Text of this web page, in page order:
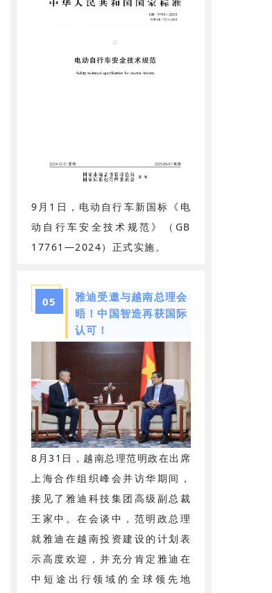
9月1日，电动自行车新国标《电
动自行车安全技术规范》（GB
17761—2024）正式实施。
05
雅迪受邀与越南总理会
晤！中国智造再获国际
认可！
8月31日，越南总理范明政在出席
上海合作组织峰会并访华期间，
接见了雅迪科技集团高级副总裁
王家中。在会谈中，范明政总理
就雅迪在越南投资建设的计划表
示高度欢迎，并充分肯定雅迪在
中短途出行领域的全球领先地